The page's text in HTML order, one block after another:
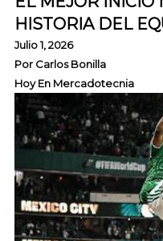
HISTORIA DEL
Julio 1, 2026
Por Carlos Bonilla
Hoy En Mercadotecnia